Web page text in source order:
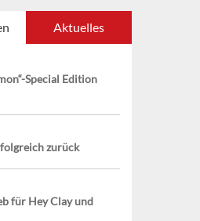
Aktuelles
Special Edition
zurück
für Hey Clay und